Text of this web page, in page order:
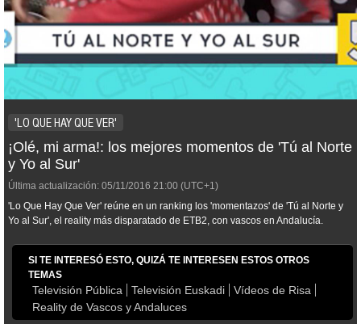
'LO QUE HAY QUE VER'
¡Olé, mi arma!: los mejores momentos de 'Tú al Norte
y Yo al Sur'
Última actualización: 05/11/2016 21:00 (UTC+1)
'Lo Que Hay Que Ver' reúne en un ranking los 'momentazos' de 'Tú al Norte y
Yo al Sur', el reality más disparatado de ETB2, con vascos en Andalucía.
SI TE INTERESÓ ESTO, QUIZÁ TE INTERESEN ESTOS OTROS
TEMAS
Televisión Pública Televisión Euskadi
Vídeos de Risa
Reality de Vascos y Andaluces